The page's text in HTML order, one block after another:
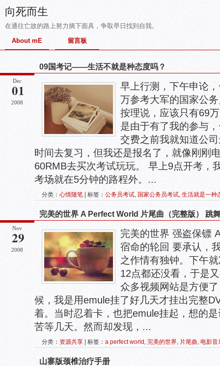
向死而生
在通往亡故的路上努力摘下面具，争取早日找到自我。
About mE
留言板
Dec
01
2008
09国考记——生活不就是种态度吗？
早上行测，下午申论
万参考大军的国家公
按理说，应该只有69
是由于有了我的参与
交费之前我就知道公
时间去复习，但我还是报名了，就像刚刚
60RMB去买次考试玩玩。 早上9点开考，
考场就在5分钟的路程外。...
分类： 心情随笔 | 标签： 公务员考试, 国家公务员考试, 生活就是一种
Nov
29
2008
完美的世界 A Perfect World 片尾曲（完整版） 跳
完美的世界 强盗保镖
宿命的轮回 要承认，
之作情有独钟。下午
12点都还没看，于是
众多视频网站是方便
候，我是用emule挂了好几天才挂出完整
着。当时忍着卡，也把emule挂起，想的
苦等几天。然而却发现，...
分类： 资源共享 | 标签： a perfect world , 完美的世界, 片尾曲, 电影音
山寨版颈椎治疗手册